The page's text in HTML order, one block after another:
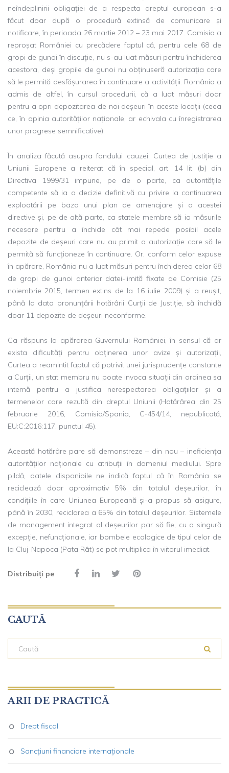
neîndeplinirii obligației de a respecta dreptul european s-a
făcut doar după o procedură extinsă de comunicare și
notificare, în perioada 26 martie 2012 – 23 mai 2017. Comisia a
reproșat României cu precădere faptul că, pentru cele 68 de
gropi de gunoi în discuție, nu s-au luat măsuri pentru închiderea
acestora, deși gropile de gunoi nu obținuseră autorizația care
să le permită desfășurarea în continuare a activității. România a
admis de altfel, în cursul procedurii, că a luat măsuri doar
pentru a opri depozitarea de noi deșeuri în aceste locații (ceea
ce, în opinia autorităților naționale, ar echivala cu înregistrarea
unor progrese semnificative).
În analiza făcută asupra fondului cauzei, Curtea de Justiție a
Uniunii Europene a reiterat că în special, art. 14 lit. (b) din
Directiva 1999/31 impune, pe de o parte, ca autoritățile
competente să ia o decizie definitivă cu privire la continuarea
exploatării pe baza unui plan de amenajare și a acestei
directive și, pe de altă parte, ca statele membre să ia măsurile
necesare pentru a închide cât mai repede posibil acele
depozite de deșeuri care nu au primit o autorizație care să le
permită să funcționeze în continuare. Or, conform celor expuse
în apărare, România nu a luat măsuri pentru închiderea celor 68
de gropi de gunoi anterior datei-limită fixate de Comisie (25
noiembrie 2015, termen extins de la 16 iulie 2009) și a reușit,
până la data pronunțării hotărârii Curții de Justiție, să închidă
doar 11 depozite de deșeuri neconforme.
Ca răspuns la apărarea Guvernului României, în sensul că ar
exista dificultăți pentru obținerea unor avize și autorizații,
Curtea a reamintit faptul că potrivit unei jurisprudențe constante
a Curții, un stat membru nu poate invoca situații din ordinea sa
internă pentru a justifica nerespectarea obligațiilor și a
termenelor care rezultă din dreptul Uniunii (Hotărârea din 25
februarie 2016, Comisia/Spania, C‑454/14, nepublicată,
EU:C:2016:117, punctul 45).
Această hotărâre pare să demonstreze – din nou – ineficiența
autorităților naționale cu atribuții în domeniul mediului. Spre
pildă, datele disponibile ne indică faptul că în România se
reciclează doar aproximativ 5% din totalul deșeurilor, în
condițiile în care Uniunea Europeană și-a propus să asigure,
până în 2030, reciclarea a 65% din totalul deșeurilor. Sistemele
de management integrat al deșeurilor par să fie, cu o singură
excepție, nefuncționale, iar bombele ecologice de tipul celor de
la Cluj-Napoca (Pata Rât) se pot multiplica în viitorul imediat.
Distribuiți pe
CAUTĂ
ARII DE PRACTICĂ
Drept fiscal
Sancțiuni financiare internaționale